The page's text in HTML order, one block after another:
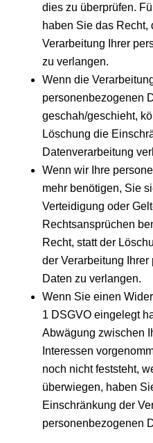
dies zu überprüfen.
haben Sie das
Verarbeitung Ihrer
zu verlangen.
Wenn die
personenbezogenen
geschah/geschieht,
Löschung die
Datenverarbeitung
Wenn wir Ihre
mehr benötigen, Sie
Verteidigung oder
Rechtsansprüchen
Recht, statt der
der Verarbeitung
Daten zu verlangen.
Wenn Sie einen
1 DSGVO eingelegt
Abwägung zwischen
Interessen
noch nicht feststeht,
überwiegen, haben
Einschränkung der
personenbezogenen